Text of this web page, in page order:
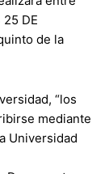
25 DE
de la
“los
mediante
Universidad